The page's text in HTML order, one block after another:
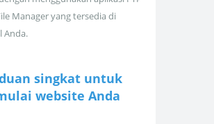
Manager yang tersedia di
Anda.
singkat untuk
website Anda